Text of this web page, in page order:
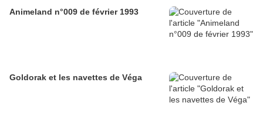
Animeland n°009 de février 1993
Goldorak et les navettes de Véga